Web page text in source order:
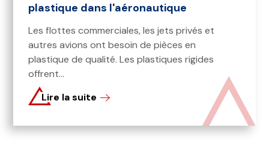
plastique dans l'aéronautique
Les flottes commerciales, les jets privés et
autres avions ont besoin de pièces en
plastique de qualité. Les plastiques rigides
offrent...
Lire la suite